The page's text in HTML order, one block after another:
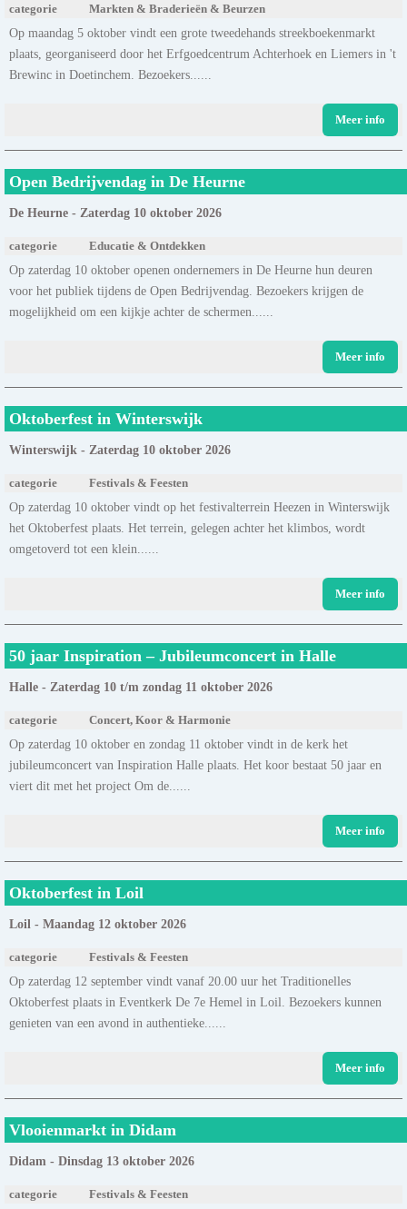
categorie Markten & Braderieën & Beurzen
Op maandag 5 oktober vindt een grote tweedehands streekboekenmarkt
plaats, georganiseerd door het Erfgoedcentrum Achterhoek en Liemers in 't
Brewinc in Doetinchem. Bezoekers......
Meer info
Open Bedrijvendag in De Heurne
De Heurne - Zaterdag 10 oktober 2026
categorie Educatie & Ontdekken
Op zaterdag 10 oktober openen ondernemers in De Heurne hun deuren
voor het publiek tijdens de Open Bedrijvendag. Bezoekers krijgen de
mogelijkheid om een kijkje achter de schermen......
Meer info
Oktoberfest in Winterswijk
Winterswijk - Zaterdag 10 oktober 2026
categorie Festivals & Feesten
Op zaterdag 10 oktober vindt op het festivalterrein Heezen in Winterswijk
het Oktoberfest plaats. Het terrein, gelegen achter het klimbos, wordt
omgetoverd tot een klein......
Meer info
50 jaar Inspiration – Jubileumconcert in Halle
Halle - Zaterdag 10 t/m zondag 11 oktober 2026
categorie Concert, Koor & Harmonie
Op zaterdag 10 oktober en zondag 11 oktober vindt in de kerk het
jubileumconcert van Inspiration Halle plaats. Het koor bestaat 50 jaar en
viert dit met het project Om de......
Meer info
Oktoberfest in Loil
Loil - Maandag 12 oktober 2026
categorie Festivals & Feesten
Op zaterdag 12 september vindt vanaf 20.00 uur het Traditionelles
Oktoberfest plaats in Eventkerk De 7e Hemel in Loil. Bezoekers kunnen
genieten van een avond in authentieke......
Meer info
Vlooienmarkt in Didam
Didam - Dinsdag 13 oktober 2026
categorie Festivals & Feesten